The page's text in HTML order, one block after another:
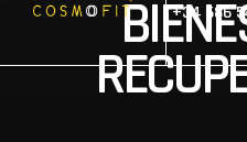
+34 686